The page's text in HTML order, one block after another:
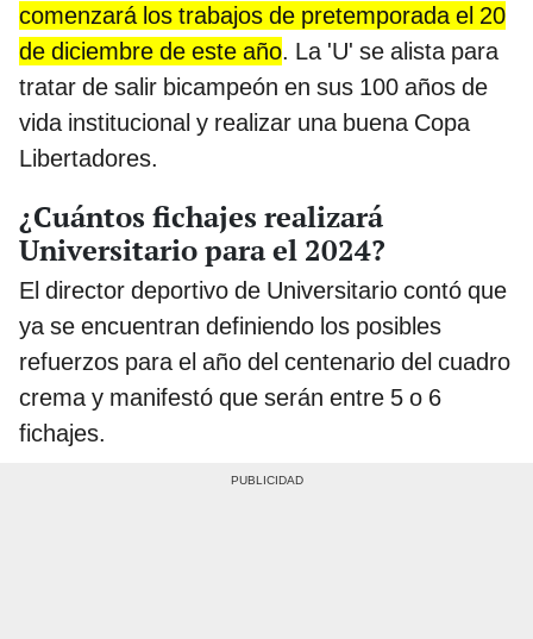
comenzará los trabajos de pretemporada el 20
de diciembre de este año. La 'U' se alista para
tratar de salir bicampeón en sus 100 años de
vida institucional y realizar una buena Copa
Libertadores.
¿Cuántos fichajes realizará
Universitario para el 2024?
El director deportivo de Universitario contó que
ya se encuentran definiendo los posibles
refuerzos para el año del centenario del cuadro
crema y manifestó que serán entre 5 o 6
fichajes.